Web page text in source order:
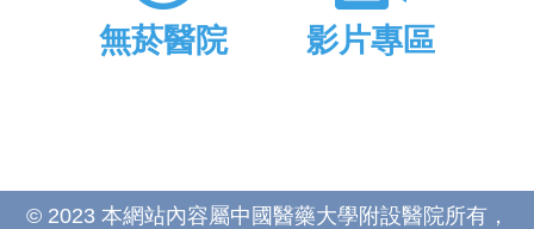
無菸醫院 影片專區
© 2023 本網站內容屬中國醫藥大學附設醫院所有，